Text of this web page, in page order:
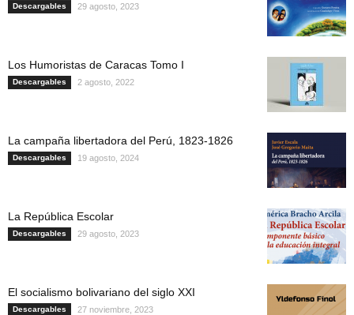
Descargables 29 agosto, 2023
Los Humoristas de Caracas Tomo I
Descargables 2 agosto, 2022
La campaña libertadora del Perú, 1823-1826
Descargables 19 agosto, 2024
La República Escolar
Descargables 29 agosto, 2023
El socialismo bolivariano del siglo XXI
Descargables 27 noviembre, 2023